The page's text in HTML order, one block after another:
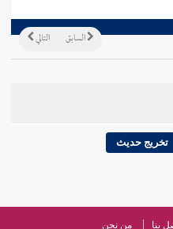
التالي السابق
تخريج حديث
بنا من نحن